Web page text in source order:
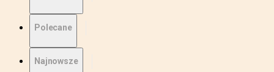
Polecane
Najnowsze